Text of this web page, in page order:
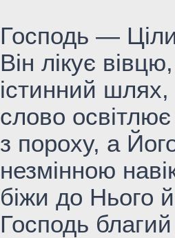
Господь —
Він лікує
істинний
слово
з пороху, а
незмінною
біжи до Нього
Господь благий